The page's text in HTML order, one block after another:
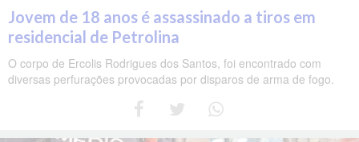
Jovem de 18 anos é assassinado a tiros em
residencial de Petrolina
O corpo de Ercolis Rodrigues dos Santos, foi encontrado com
diversas perfurações provocadas por disparos de arma de fogo.